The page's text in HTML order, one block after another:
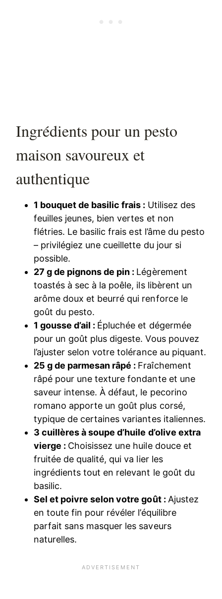
Ingrédients pour un pesto
maison savoureux et
authentique
1 bouquet de basilic frais : Utilisez des
feuilles jeunes, bien vertes et non
flétries. Le basilic frais est l’âme du pesto
– privilégiez une cueillette du jour si
possible.
27 g de pignons de pin : Légèrement
toastés à sec à la poêle, ils libèrent un
arôme doux et beurré qui renforce le
goût du pesto.
1 gousse d’ail : Épluchée et dégermée
pour un goût plus digeste. Vous pouvez
l’ajuster selon votre tolérance au piquant.
25 g de parmesan râpé : Fraîchement
râpé pour une texture fondante et une
saveur intense. À défaut, le pecorino
romano apporte un goût plus corsé,
typique de certaines variantes italiennes.
3 cuillères à soupe d’huile d’olive extra
vierge : Choisissez une huile douce et
fruitée de qualité, qui va lier les
ingrédients tout en relevant le goût du
basilic.
Sel et poivre selon votre goût : Ajustez
en toute fin pour révéler l’équilibre
parfait sans masquer les saveurs
naturelles.